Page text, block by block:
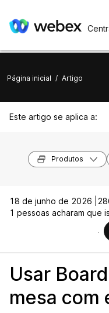
Página inicial / Artigo
Este artigo se aplica a:
Produtos
18 de junho de 2026 |
1 pessoas acharam que
Usar
mesa com